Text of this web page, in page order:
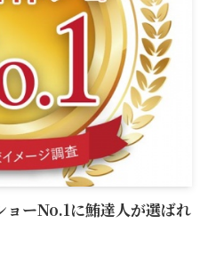
ーNo.1に鮪達人が選ばれ